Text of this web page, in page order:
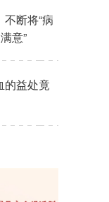
断将“病
意”
的益处竟